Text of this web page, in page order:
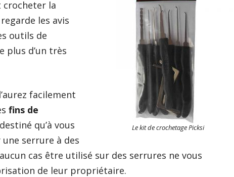
Le kit de crochetage Picksi
crocheter la
les avis
outils de
plus d’un très
facilement
fins de
qu’à vous
serrure à des
cas être utilisé sur des serrures ne vous
de leur propriétaire.